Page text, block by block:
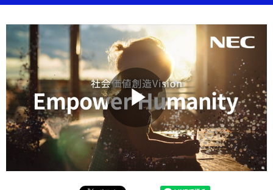
ョ
ン
の
現
在
位
置
P